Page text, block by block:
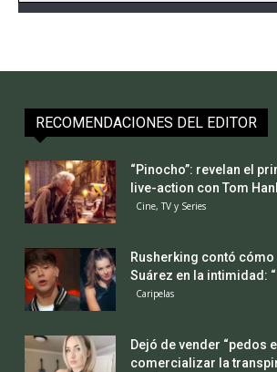
RECOMENDACIONES DEL EDITOR
“Pinocho”: revelan el
live-action con Tom
Cine, TV y Series
Rusherking contó cómo
Suárez en la intimidad:
Caripelas
Dejó de vender “pedos
comercializar la